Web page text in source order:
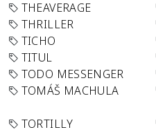
THEAVERAGE
THRILLER
TICHO
TITUL
TODO MESSENGER
TOMÁŠ MACHULA
TORTILLY